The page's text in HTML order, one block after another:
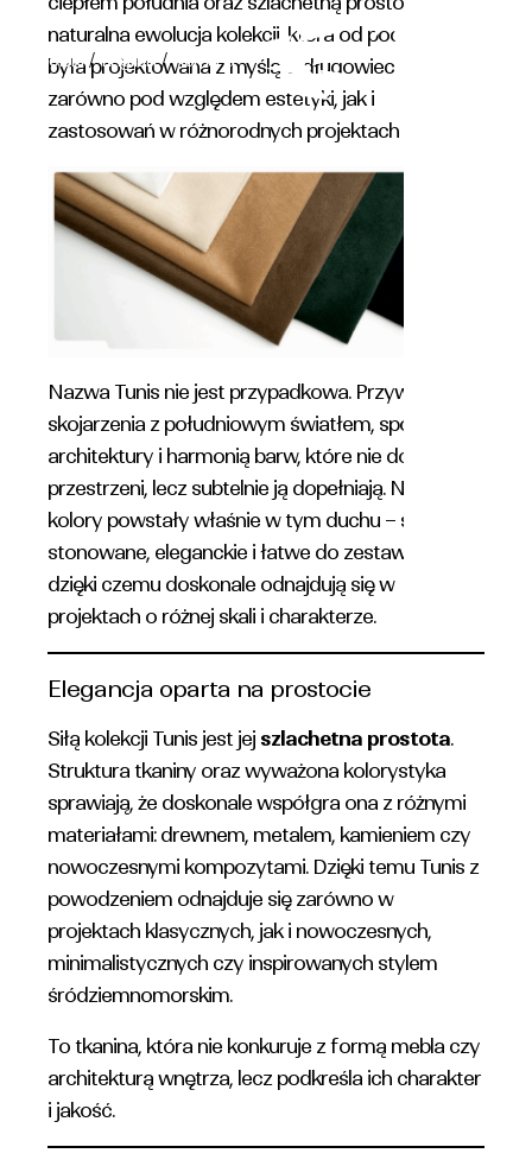
polski / English / Română
naturalna ewolucja kolekcji, która od początku
była projektowana z myślą o długowieczności:
zarówno pod względem estetyki, jak i
zastosowań w różnorodnych projektach wnętrz.
Nazwa Tunis nie jest przypadkowa. Przywołuje
skojarzenia z południowym światłem, spokojem
architektury i harmonią barw, które nie dominują
przestrzeni, lecz subtelnie ją dopełniają. Nowe
kolory powstały właśnie w tym duchu – są
stonowane, eleganckie i łatwe do zestawiania,
dzięki czemu doskonale odnajdują się w
projektach o różnej skali i charakterze.
Elegancja oparta na prostocie
Siłą kolekcji Tunis jest jej szlachetna prostota.
Struktura tkaniny oraz wyważona kolorystyka
sprawiają, że doskonale współgra ona z różnymi
materiałami: drewnem, metalem, kamieniem czy
nowoczesnymi kompozytami. Dzięki temu Tunis z
powodzeniem odnajduje się zarówno w
projektach klasycznych, jak i nowoczesnych,
minimalistycznych czy inspirowanych stylem
śródziemnomorskim.
To tkanina, która nie konkuruje z formą mebla czy
architekturą wnętrza, lecz podkreśla ich charakter
i jakość.